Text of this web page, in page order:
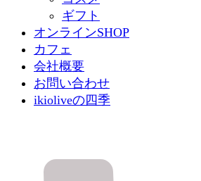
ギフト
オンラインSHOP
カフェ
会社概要
お問い合わせ
ikioliveの四季